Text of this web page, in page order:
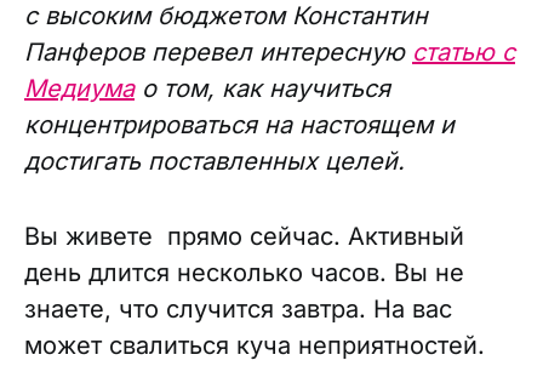
с высоким бюджетом Константин
Панферов перевел интересную статью с
Медиумао том, как научиться
концентрироваться на настоящем и
достигать поставленных целей.
Вы живете прямо сейчас. Активный
день длится несколько часов. Вы не
знаете, что случится завтра. На вас
может свалиться куча неприятностей.